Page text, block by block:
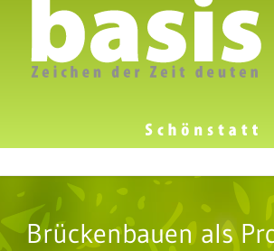
Brückenbauen als